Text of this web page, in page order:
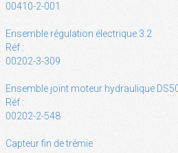
00410-2-001
Ensemble régulation électrique 3.2
Réf :
00202-3-309
Ensemble joint moteur hydraulique
Réf :
00202-2-548
Capteur fin de trémie